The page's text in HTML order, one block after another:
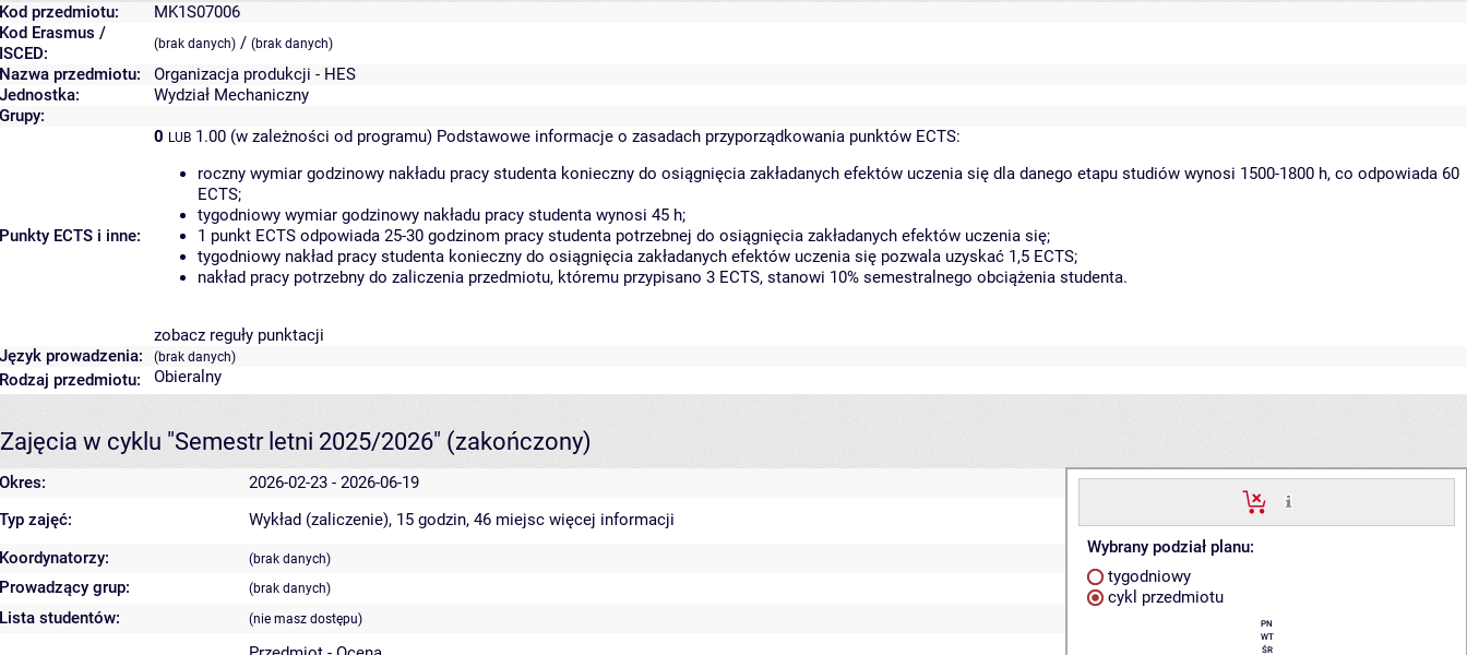
Kod przedmiotu:
MK1S07006
Kod Erasmus /
ISCED:
(brak danych) / (brak danych)
Nazwa przedmiotu:
Organizacja produkcji - HES
Jednostka:
Wydział Mechaniczny
Grupy:
Punkty ECTS i inne:
0 LUB 1.00 (w zależności od programu) Podstawowe informacje o zasadach przyporządkowania punktów ECTS:
roczny wymiar godzinowy nakładu pracy studenta konieczny do osiągnięcia zakładanych efektów uczenia się dla danego etapu studiów wynosi 1500-1800 h, co odpowiada 60
ECTS;
tygodniowy wymiar godzinowy nakładu pracy studenta wynosi 45 h;
1 punkt ECTS odpowiada 25-30 godzinom pracy studenta potrzebnej do osiągnięcia zakładanych efektów uczenia się;
tygodniowy nakład pracy studenta konieczny do osiągnięcia zakładanych efektów uczenia się pozwala uzyskać 1,5 ECTS;
nakład pracy potrzebny do zaliczenia przedmiotu, któremu przypisano 3 ECTS, stanowi 10% semestralnego obciążenia studenta.
zobacz reguły punktacji
Język prowadzenia:
(brak danych)
Rodzaj przedmiotu: Obieralny
Zajęcia w cyklu "Semestr letni 2025/2026" (zakończony)
Okres: 2026-02-23 - 2026-06-19
Wybrany podział planu:
tygodniowy
cykl przedmiotu
PN
WT
ŚR
Typ zajęć: Wykład (zaliczenie), 15 godzin, 46 miejsc więcej informacji
Koordynatorzy:
(brak danych)
Prowadzący grup: (brak danych)
Lista studentów: (nie masz dostępu)